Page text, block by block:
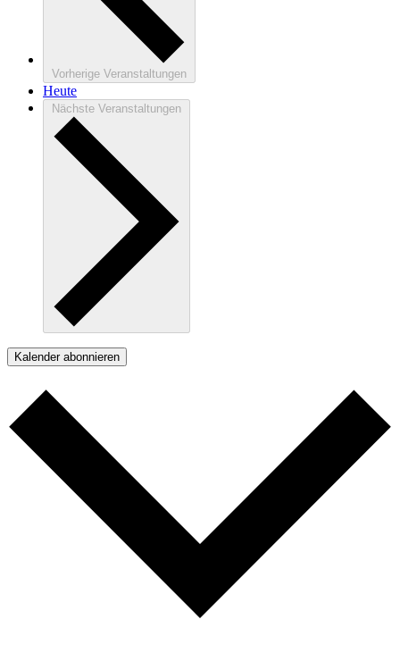
Vorherige Veranstaltungen
Heute
Nächste Veranstaltungen
Kalender abonnieren